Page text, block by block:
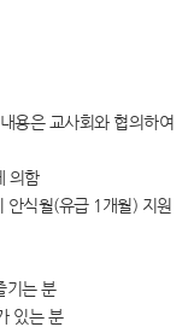
용은 교사회와 협의하여
의함
안식월(유급 1개월) 지원
기는 분
있는 분